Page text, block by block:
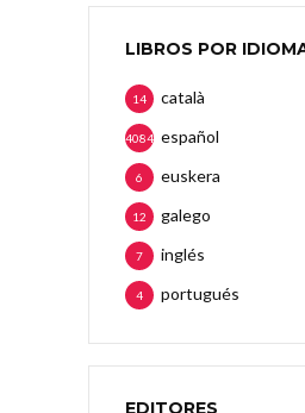
LIBROS POR
català
14
español
4084
euskera
6
galego
12
inglés
7
portugués
4
EDITORES